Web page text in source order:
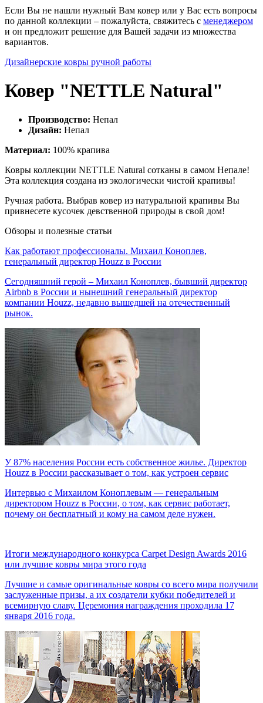
Если Вы не нашли нужный Вам ковер или у Вас есть вопросы
по данной коллекции – пожалуйста, свяжитесь с менеджером
и он предложит решение для Вашей задачи из множества
вариантов.
Дизайнерские ковры ручной работы
Ковер "NETTLE Natural"
Производство: Непал
Дизайн: Непал
Материал: 100% крапива
Ковры коллекции NETTLE Natural сотканы в самом Непале!
Эта коллекция создана из экологически чистой крапивы!
Ручная работа. Выбрав ковер из натуральной крапивы Вы
привнесете кусочек девственной природы в свой дом!
Обзоры и полезные статьи
Как работают профессионалы. Михаил Коноплев,
генеральный директор Houzz в России
Сегодняшний герой – Михаил Коноплев, бывший директор
Airbnb в России и нынешний генеральный директор
компании Houzz, недавно вышедшей на отечественный
рынок.
У 87% населения России есть собственное жилье. Директор
Houzz в России рассказывает о том, как устроен сервис
Интервью с Михаилом Коноплевым — генеральным
директором Houzz в России, о том, как сервис работает,
почему он бесплатный и кому на самом деле нужен.
Итоги международного конкурса Carpet Design Awards 2016
или лучшие ковры мира этого года
Лучшие и самые оригинальные ковры со всего мира получили
заслуженные призы, а их создатели кубки победителей и
всемирную славу. Церемония награждения проходила 17
января 2016 года.